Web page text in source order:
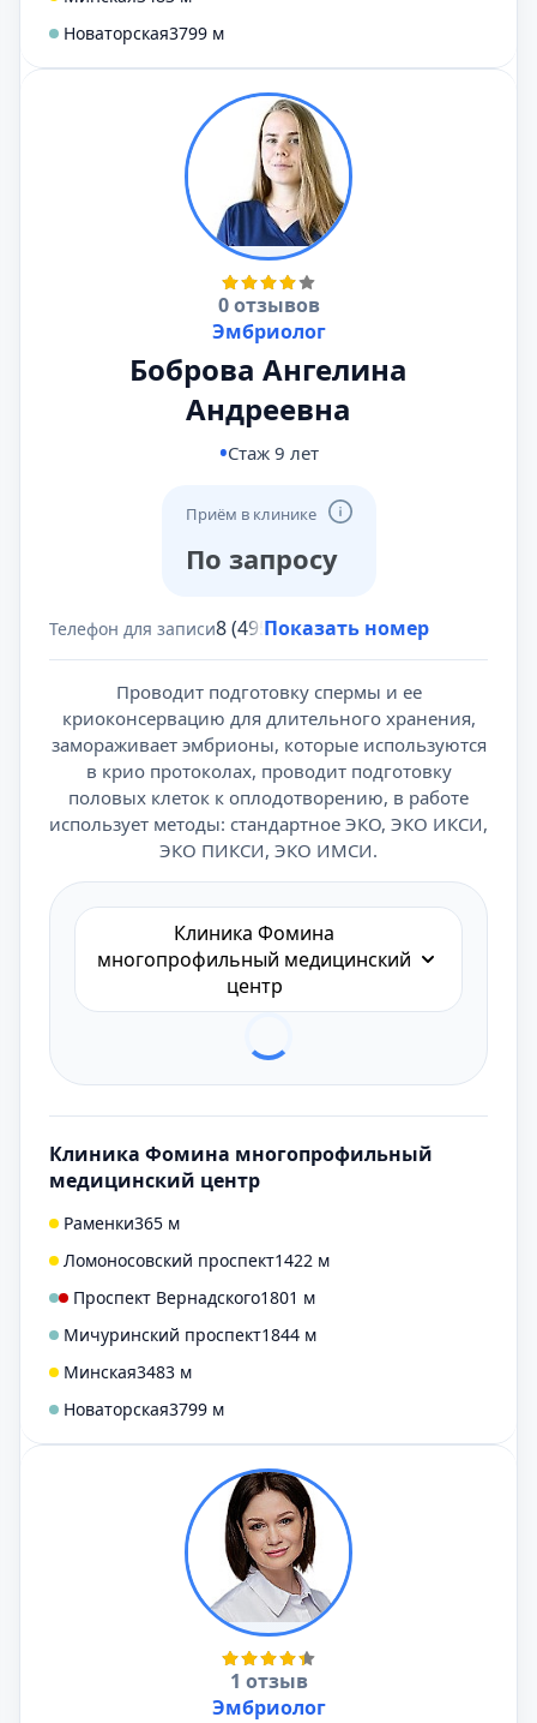
Новаторская3799 м
0 отзывов
Эмбриолог
Боброва Ангелина
Андреевна
Стаж 9 лет
Приём в клинике
По запросу
Телефон для записи8 (495) 431-69-47
Показать номер
Проводит подготовку спермы и ее
криоконсервацию для длительного хранения,
замораживает эмбрионы, которые используются
в крио протоколах, проводит подготовку
половых клеток к оплодотворению, в работе
использует методы: стандартное ЭКО, ЭКО ИКСИ,
ЭКО ПИКСИ, ЭКО ИМСИ.
Клиника Фомина
многопрофильный медицинский
центр
Клиника Фомина многопрофильный
медицинский центр
Раменки365 м
Ломоносовский проспект1422 м
Проспект Вернадского1801 м
Мичуринский проспект1844 м
Минская3483 м
Новаторская3799 м
1 отзыв
Эмбриолог